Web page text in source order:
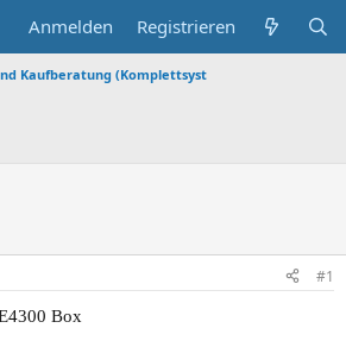
Anmelden Registrieren
Kaufberatung (Komplettsyst
#1
Box